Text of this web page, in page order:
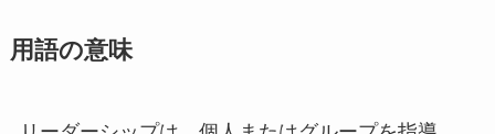
用語の意味